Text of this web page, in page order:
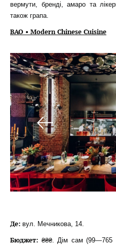
вермути, бренді, амаро та
також грапа.
BAO • Modern Chinese Cuisine
Де: вул. Мечникова, 14.
Бюджет: ₴₴₴. Дім сам (99—765